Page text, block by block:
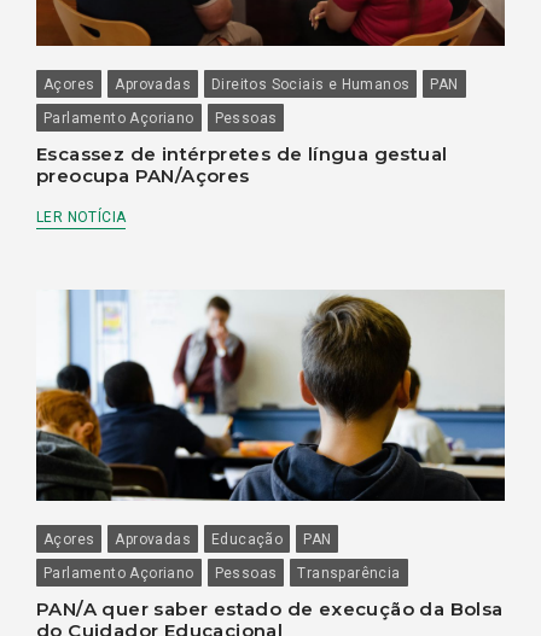
Açores Aprovadas Direitos Sociais e Humanos
PAN
Parlamento Açoriano
Pessoas
Escassez de intérpretes de língua gestual
preocupa PAN/Açores
LER NOTÍCIA
Açores Aprovadas Educação
PAN
Parlamento Açoriano
Pessoas Transparência
PAN/A quer saber estado de execução da Bolsa
do Cuidador Educacional